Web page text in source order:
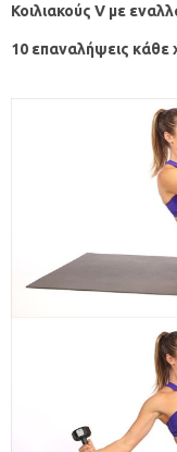
Κοιλιακούς V με
10 επαναλήψεις κάθε